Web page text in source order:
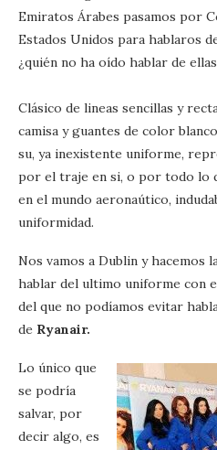
Emiratos Árabes pasamos por
Estados Unidos para hablaros
¿quién no ha oído hablar de
Clásico de lineas sencillas y
camisa y guantes de color
su, ya inexistente uniforme,
por el traje en si, o por todo lo
en el mundo aeronaútico,
uniformidad.
Nos vamos a Dublin y hacemos
hablar del ultimo uniforme con
del que no podíamos evitar
de Ryanair.
Lo único que
se podría
salvar, por
decir algo, es